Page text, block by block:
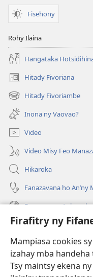
Firafitry ny
Mampiasa cookies
izahay mba
Tsy maintsy ekena
Fisehony
Rohy Ilaina
Hangataka
Hitady Fivoriana
(manokatra
rohy) Hitady Fivoriambe
(manokatra
rohy) Inona ny Vaovao?
Video
Video Misy Feo
Hikaroka
Fanazavana ho An’ny
Fanazavana
Fanampiana
Fanomezana
(manokatra
rohy)